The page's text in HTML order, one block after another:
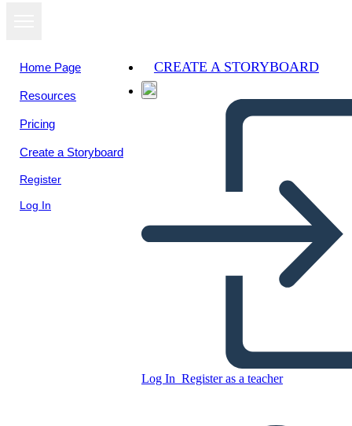
Home Page
Resources
Pricing
Create a Storyboard
Register
Log In
CREATE A STORYBOARD
Log In Register as a teacher
View as
slideshow